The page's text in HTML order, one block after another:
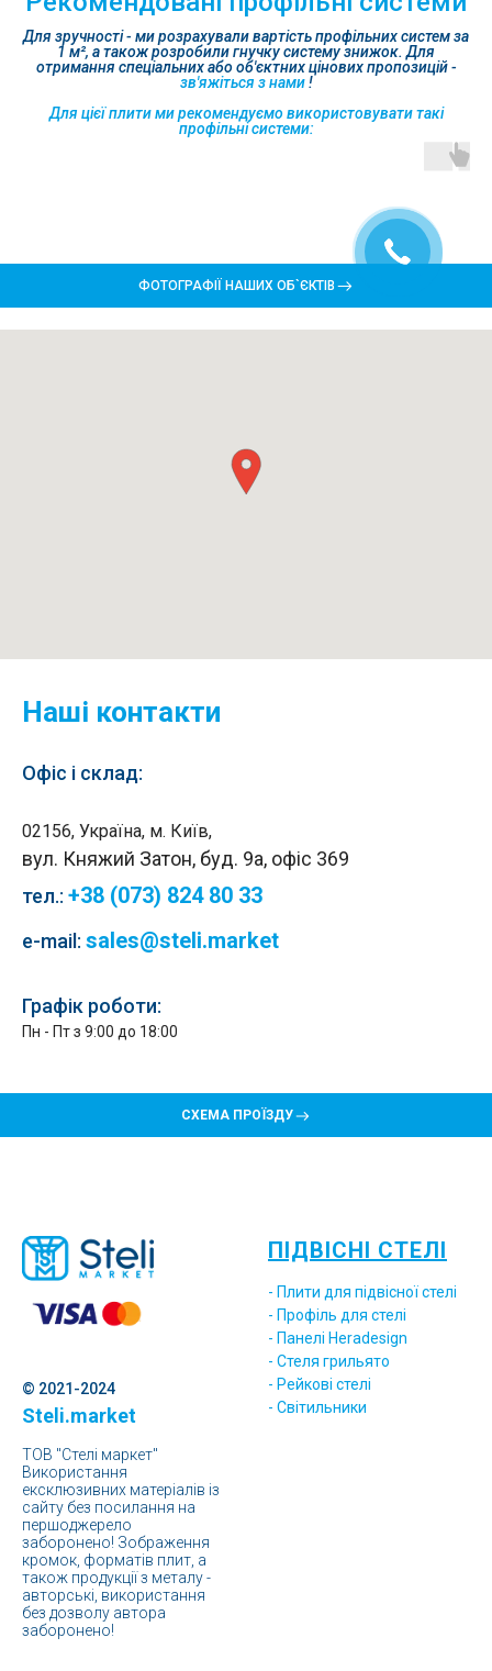
Для зручності - ми розрахували вартість профільних систем за
1 м², а також розробили гнучку систему знижок. Для
отримання спеціальних або об'єктних цінових пропозицій -
зв'яжіться з нами !
Для цієї плити ми рекомендуємо використовувати такі
профільні системи:
ФОТОГРАФІЇ НАШИХ ОБ`ЄКТІВ
Наші контакти
Офіс і склад:
02156, Україна, м. Київ,
вул. Княжий Затон, буд. 9а, офіс 369
тел.: +38 (073) 824 80 33
e-mail: sales@steli.market
Графік роботи:
Пн - Пт з 9:00 до 18:00
СХЕМА ПРОЇЗДУ
© 2021-2024
Steli.market
ТОВ "Стелі маркет"
Використання
ексклюзивних матеріалів із
сайту без посилання на
першоджерело
заборонено! Зображення
кромок, форматів плит, а
також продукції з металу -
авторські, використання
без дозволу автора
заборонено!
ПІДВІСНІ СТЕЛІ
- Плити для підвісної стелі
- Профіль для стелі
- Панелі Heradesign
- Стеля грильято
- Рейкові стелі
- Світильники